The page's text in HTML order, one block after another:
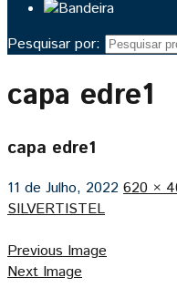
Pesquisar por:
capa edre1
capa edre1
11 de Julho, 2022 620 ×
SILVERTISTEL
Previous Image
Next Image